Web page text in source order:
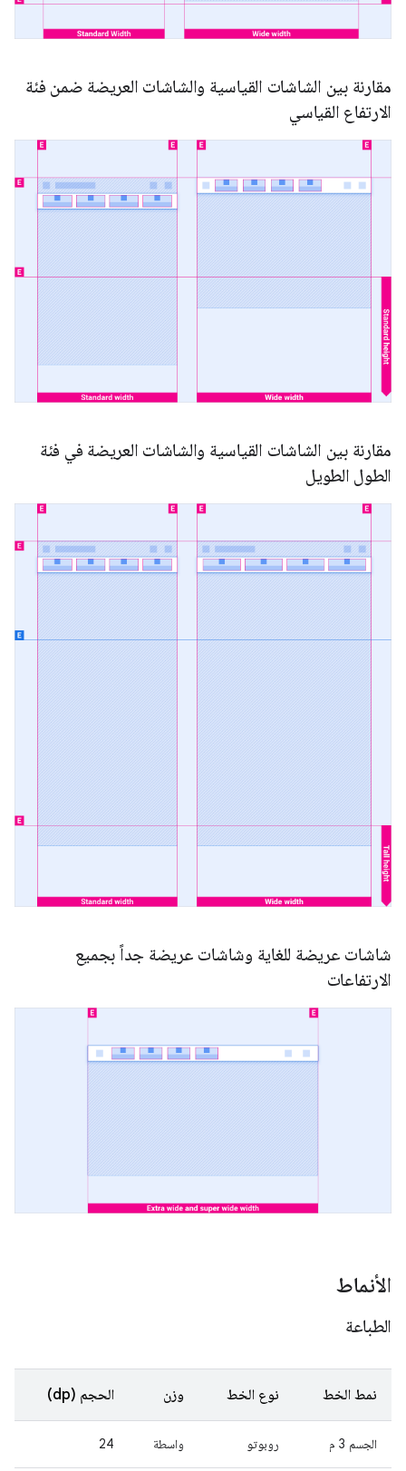
مقارنة بين الشاشات القياسية والشاشات العريضة ضمن فئة
الارتفاع القياسي
مقارنة بين الشاشات القياسية والشاشات العريضة في فئة
الطول الطويل
شاشات عريضة للغاية وشاشات عريضة جداً بجميع
الارتفاعات
الأنماط
الطباعة
نمط الخط نوع الخط وزن الحجم (dp)
الجسم 3 م روبوتو واسطة 24